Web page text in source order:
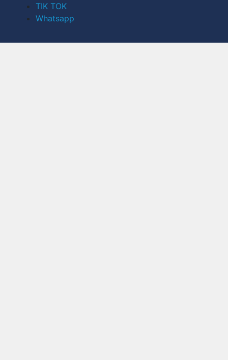
TIK TOK
Whatsapp